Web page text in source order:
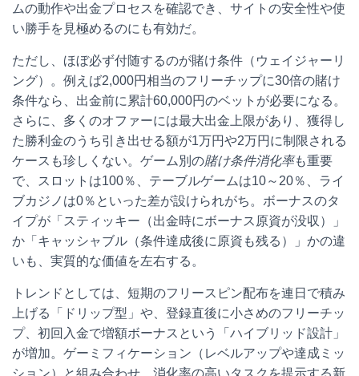
ムの動作や出金プロセスを確認でき、サイトの安全性や使
い勝手を見極めるのにも有効だ。
ただし、ほぼ必ず付随するのが賭け条件（ウェイジャーリ
ング）。例えば2,000円相当のフリーチップに30倍の賭け
条件なら、出金前に累計60,000円のベットが必要になる。
さらに、多くのオファーには最大出金上限があり、獲得し
た勝利金のうち引き出せる額が1万円や2万円に制限される
ケースも珍しくない。ゲーム別の賭け条件消化率も重要
で、スロットは100％、テーブルゲームは10～20％、ライ
ブカジノは0％といった差が設けられがち。ボーナスのタ
イプが「スティッキー（出金時にボーナス原資が没収）」
か「キャッシャブル（条件達成後に原資も残る）」かの違
いも、実質的な価値を左右する。
トレンドとしては、短期のフリースピン配布を連日で積み
上げる「ドリップ型」や、登録直後に小さめのフリーチッ
プ、初回入金で増額ボーナスという「ハイブリッド設計」
が増加。ゲーミフィケーション（レベルアップや達成ミッ
ション）と組み合わせ、消化率の高いタスクを提示する新